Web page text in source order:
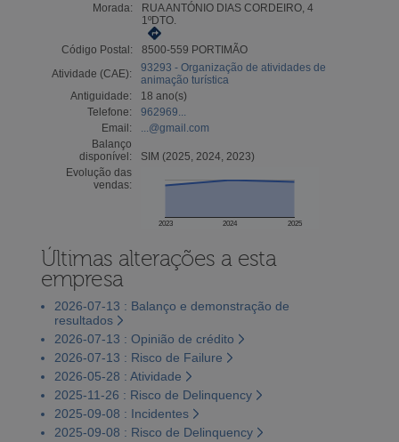
Morada:
RUA ANTÓNIO DIAS CORDEIRO, 4
1ºDTO.
Código Postal:
8500-559 PORTIMÃO
Atividade (CAE):
93293 - Organização de atividades de
animação turística
Antiguidade:
18 ano(s)
Telefone:
962969...
Email:
...@gmail.com
Balanço
disponível:
SIM (2025, 2024, 2023)
Evolução das
vendas:
2023 2024 2025
Últimas alterações a esta
empresa
2026-07-13 : Balanço e demonstração de
resultados
2026-07-13 : Opinião de crédito
2026-07-13 : Risco de Failure
2026-05-28 : Atividade
2025-11-26 : Risco de Delinquency
2025-09-08 : Incidentes
2025-09-08 : Risco de Delinquency